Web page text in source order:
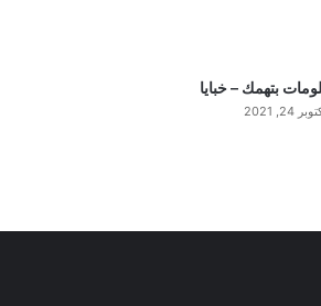
بتهمك – خبايا
24, 2021